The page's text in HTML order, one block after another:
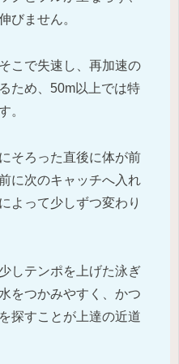
びません。
こで失速し、再加速の
ため、50m以上では特
。
そろった直後に体が前
に次のキャッチへ入れ
よって少しずつ変わり
しテンポを上げた泳ぎ
をつかみやすく、かつ
探すことが上達の近道